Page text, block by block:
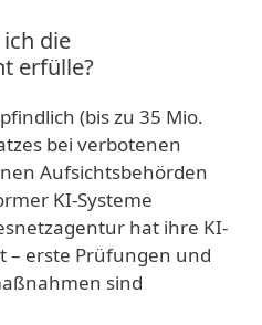
die
erfülle?
(bis zu 35 Mio.
bei verbotenen
Aufsichtsbehörden
KI-Systeme
hat ihre KI-
– erste Prüfungen und
sind